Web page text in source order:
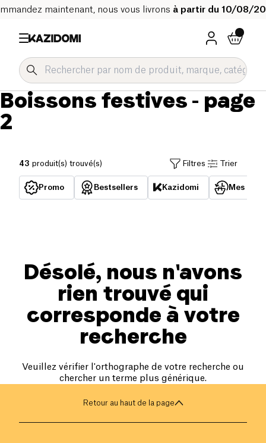
maintenant, nous vous livrons à partir du 10/08/
Boissons festives- page
2
43 produit(s) trouvé(s) Filtres Trier
Promo Bestsellers Kazidomi Mes
Désolé, nous n'avons
rien trouvé qui
corresponde à votre
recherche
Veuillez vérifier l'orthographe de votre recherche ou
chercher un terme plus générique.
Retour au haut de la page